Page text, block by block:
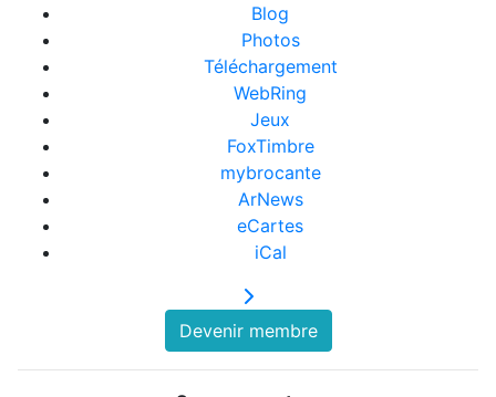
Blog
Photos
Téléchargement
WebRing
Jeux
FoxTimbre
mybrocante
ArNews
eCartes
iCal
Devenir membre